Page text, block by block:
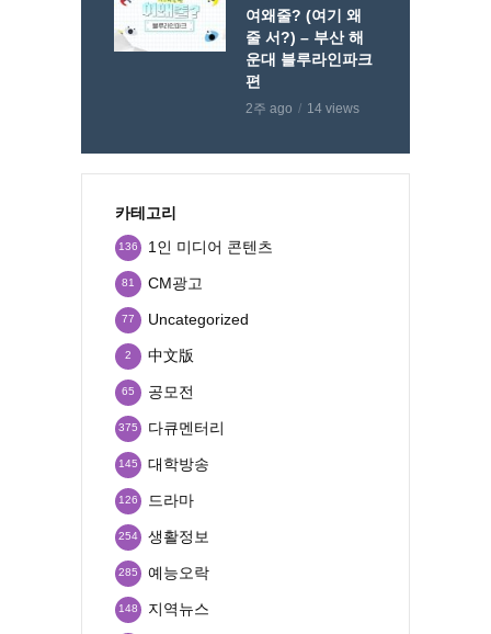
여왜줄? (여기 왜
줄 서?) – 부산 해
운대 블루라인파크
편
2주 ago 14 views
카테고리
1인 미디어 콘텐츠
136
CM광고
81
Uncategorized
77
中文版
2
공모전
65
다큐멘터리
375
대학방송
145
드라마
126
생활정보
254
예능오락
285
지역뉴스
148